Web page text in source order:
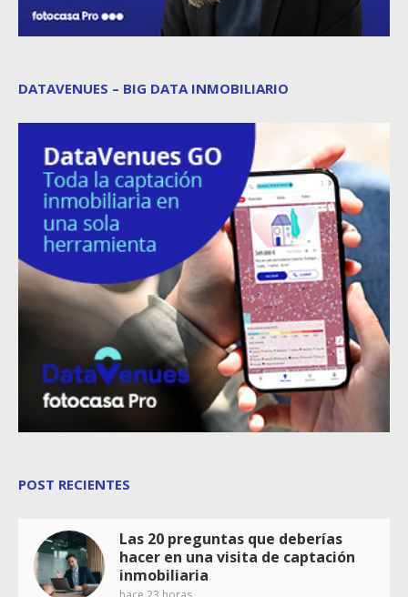
DATAVENUES – BIG DATA INMOBILIARIO
POST RECIENTES
Las 20 preguntas que deberías
hacer en una visita de captación
inmobiliaria